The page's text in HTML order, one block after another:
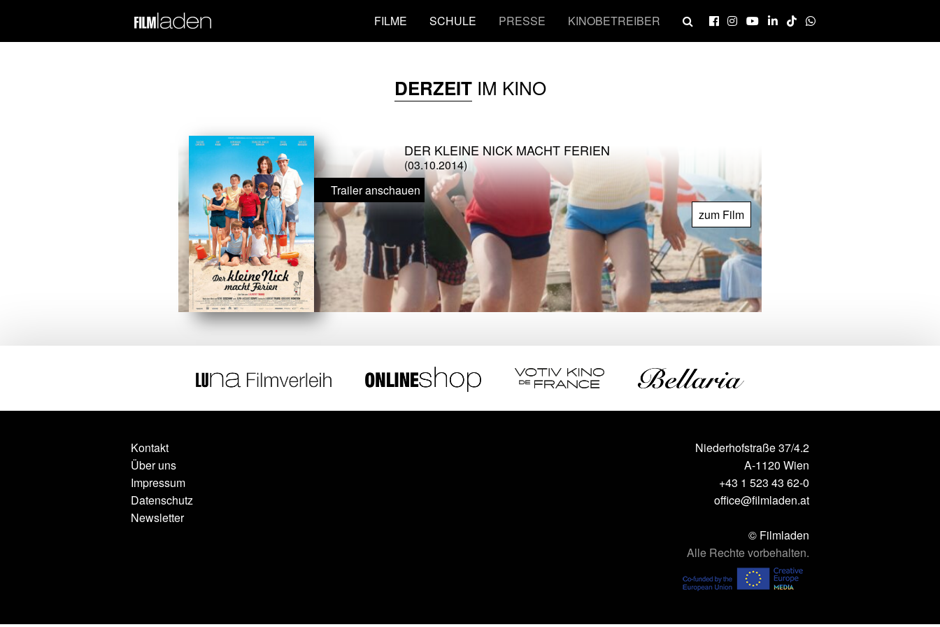
FILME SCHULE PRESSE KINOBETREIBER
DERZEITIM KINO
DER KLEINE NICK MACHT FERIEN
(03.10.2014)
Trailer anschauen
zum Film
Kontakt
Über uns
Impressum
Datenschutz
Newsletter
Niederhofstraße 37/4.2
A-1120 Wien
+43 1 523 43 62-0
office@filmladen.at
© Filmladen
Alle Rechte vorbehalten.